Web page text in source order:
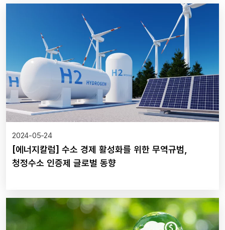
2024-05-24
[에너지칼럼] 수소 경제 활성화를 위한 무역규범,
청정수소 인증제 글로벌 동향